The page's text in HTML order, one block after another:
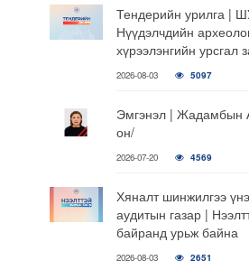
Тендерийн урилга |
Нүүдэлчдийн
хүрээлэнгийн урсгал
2026-08-03 5097
Эмгэнэл | Жадамбын
он/
2026-07-20 4569
Хяналт шинжилгээ
аудитын газар |
байранд урьж байна
2026-08-03 2651